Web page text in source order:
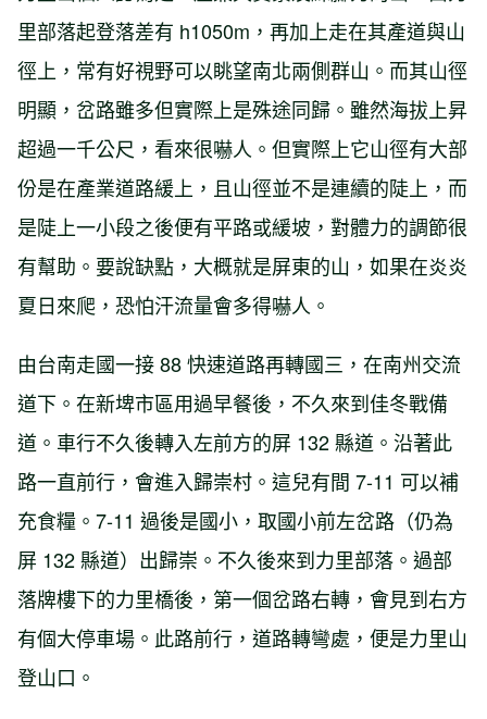
里部落起登落差有 h1050m，再加上走在其產道與山
徑上，常有好視野可以眺望南北兩側群山。而其山徑
明顯，岔路雖多但實際上是殊途同歸。雖然海拔上昇
超過一千公尺，看來很嚇人。但實際上它山徑有大部
份是在產業道路緩上，且山徑並不是連續的陡上，而
是陡上一小段之後便有平路或緩坡，對體力的調節很
有幫助。要說缺點，大概就是屏東的山，如果在炎炎
夏日來爬，恐怕汗流量會多得嚇人。
由台南走國一接 88 快速道路再轉國三，在南州交流
道下。在新埤市區用過早餐後，不久來到佳冬戰備
道。車行不久後轉入左前方的屏 132 縣道。沿著此
路一直前行，會進入歸崇村。這兒有間 7-11 可以補
充食糧。7-11 過後是國小，取國小前左岔路（仍為
屏 132 縣道）出歸崇。不久後來到力里部落。過部
落牌樓下的力里橋後，第一個岔路右轉，會見到右方
有個大停車場。此路前行，道路轉彎處，便是力里山
登山口。